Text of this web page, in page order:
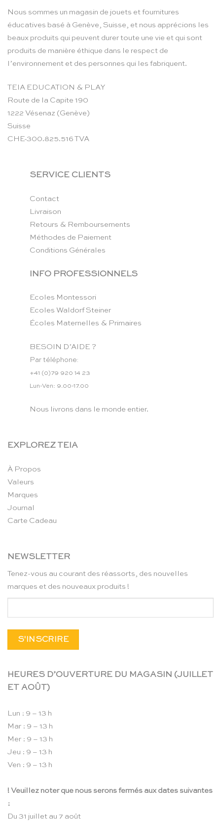
Nous sommes un magasin de jouets et fournitures
éducatives basé à Genève, Suisse, et nous apprécions les
beaux produits qui peuvent durer toute une vie et qui sont
produits de manière éthique dans le respect de
l’environnement et des personnes qui les fabriquent.
TEIA EDUCATION & PLAY
Route de la Capite 190
1222 Vésenaz (Genève)
Suisse
CHE-300.825.516 TVA
SERVICE CLIENTS
Contact
Livraison
Retours & Remboursements
Méthodes de Paiement
Conditions Générales
INFO PROFESSIONNELS
Ecoles Montessori
Ecoles Waldorf Steiner
Écoles Maternelles & Primaires
BESOIN D’AIDE ?
Par téléphone:
+41 (0)79 920 14 23
Lun-Ven: 9.00-17.00
Nous livrons dans le monde entier.
EXPLOREZ TEIA
À Propos
Valeurs
Marques
Journal
Carte Cadeau
NEWSLETTER
Tenez-vous au courant des réassorts, des nouvelles
marques et des nouveaux produits !
HEURES D’OUVERTURE DU MAGASIN (JUILLET
ET AOÛT)
Lun : 9 – 13 h
Mar : 9 – 13 h
Mer : 9 – 13 h
Jeu : 9 – 13 h
Ven : 9 – 13 h
! Veuillez noter que nous serons fermés aux dates suivantes
:
Du 31 juillet au 7 août